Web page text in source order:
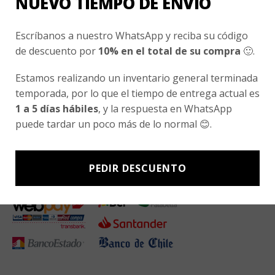
Subscríbete a nuestro Newsletter y obtén ofertas exclusivas y
Escríbanos a nuestro WhatsApp y reciba su código
de descuento por 10% en el total de su compra 🙂.
Estamos realizando un inventario general terminada
temporada, por lo que el tiempo de entrega actual es
1 a 5 días hábiles, y la respuesta en WhatsApp
puede tardar un poco más de lo normal 😊.
PEDIR DESCUENTO